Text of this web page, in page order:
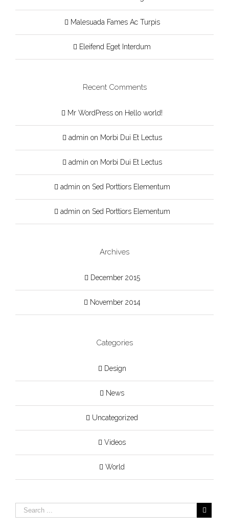
Malesuada Fames Ac Turpis
Eleifend Eget Interdum
Recent Comments
Mr WordPress on Hello world!
admin on Morbi Dui Et Lectus
admin on Morbi Dui Et Lectus
admin on Sed Porttiors Elementum
admin on Sed Porttiors Elementum
Archives
December 2015
November 2014
Categories
Design
News
Uncategorized
Videos
World